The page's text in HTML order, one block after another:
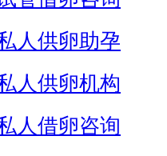
人供卵助孕
人供卵机构
人借卵咨询